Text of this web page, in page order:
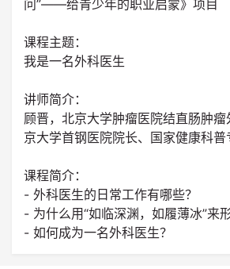
问”——给青少年的职业启蒙》项目
课程主题：
我是一名外科医生
讲师简介：
顾晋，北京大学肿瘤医院结直肠肿
京大学首钢医院院长、国家健康科普
课程简介：
- 外科医生的日常工作有哪些？
- 为什么用“如临深渊，如履薄冰”来
- 如何成为一名外科医生？